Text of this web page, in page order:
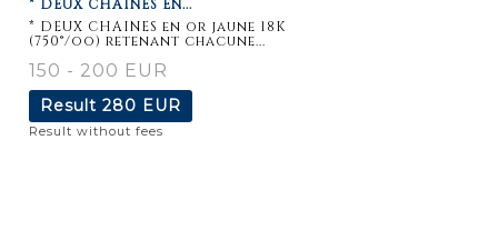
* DEUX CHAINES EN...
* DEUX CHAINES en or jaune 18K
(750°/oo) retenant chacune...
150 - 200 EUR
Result 280 EUR
Result without fees